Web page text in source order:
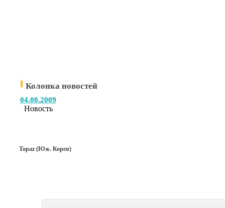
Колонка новостей
04.08.2009
Новость
Topaz (Юж. Корея)